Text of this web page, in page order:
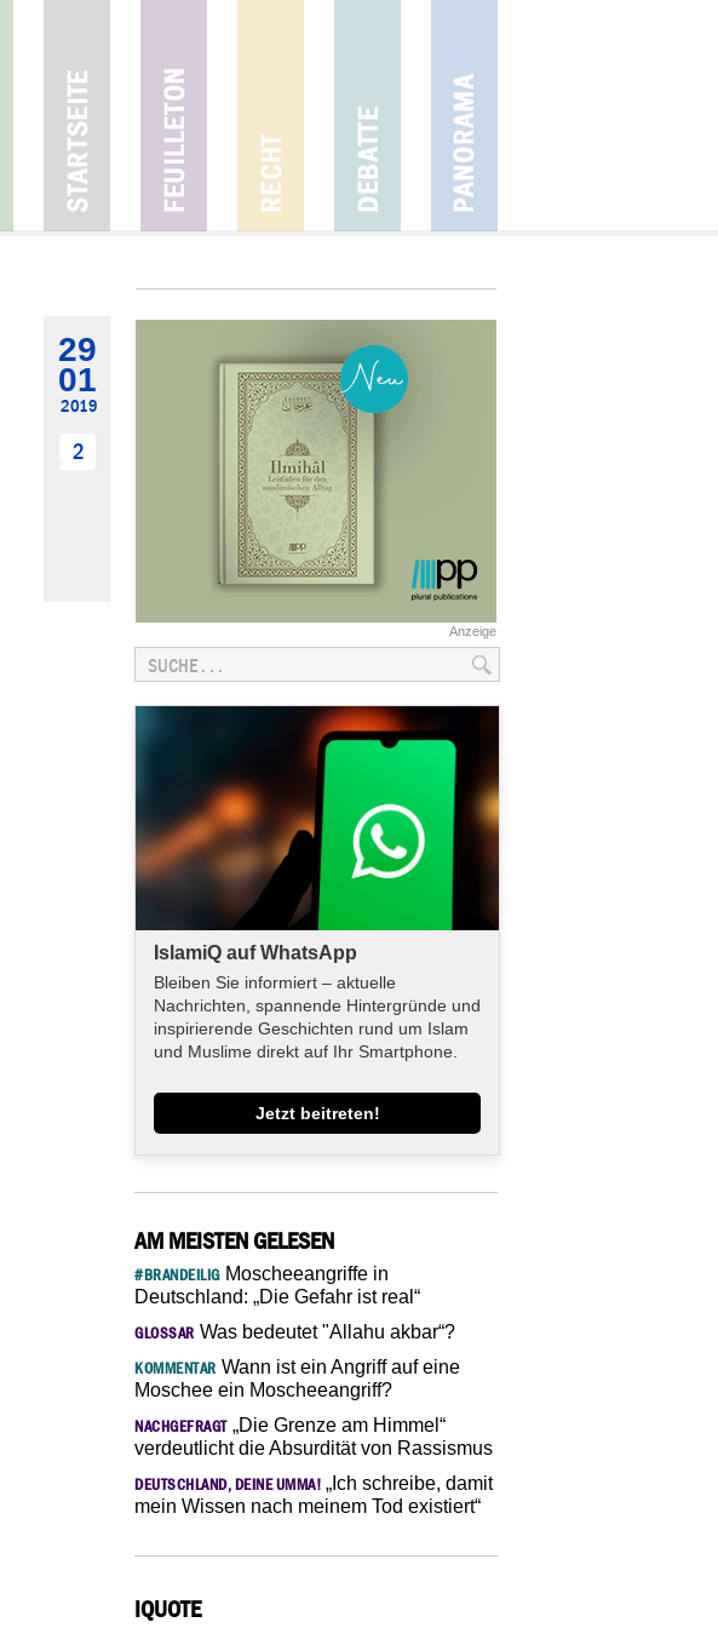
29
01
2019
2
Anzeige
IslamiQ auf WhatsApp
Bleiben Sie informiert – aktuelle
Nachrichten, spannende Hintergründe und
inspirierende Geschichten rund um Islam
und Muslime direkt auf Ihr Smartphone.
Jetzt beitreten!
AM MEISTEN GELESEN
#BRANDEILIGMoscheeangriffe in
Deutschland: „Die Gefahr ist real“
GLOSSAR Was bedeutet "Allahu akbar“?
KOMMENTAR Wann ist ein Angriff auf eine
Moschee ein Moscheeangriff?
NACHGEFRAGT„Die Grenze am Himmel“
verdeutlicht die Absurdität von Rassismus
DEUTSCHLAND, DEINE UMMA! „Ich schreibe, damit
mein Wissen nach meinem Tod existiert“
IQUOTE